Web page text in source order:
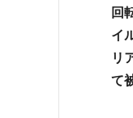
回
イ
リ
て